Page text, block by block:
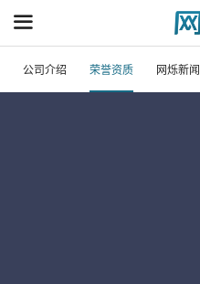
公司介绍 荣誉资质 网烁新闻